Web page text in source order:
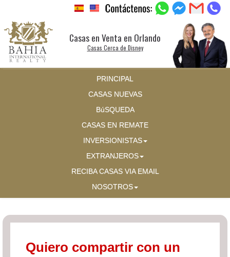
Casas en Venta en Orlando
Casas Cerca de Disney
PRINCIPAL
CASAS NUEVAS
BúSQUEDA
CASAS EN REMATE
INVERSIONISTAS
EXTRANJEROS
RECIBA CASAS VIA EMAIL
NOSOTROS
Quiero compartir con un